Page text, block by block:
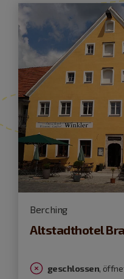
Berching
Altstadthotel
geschlossen,